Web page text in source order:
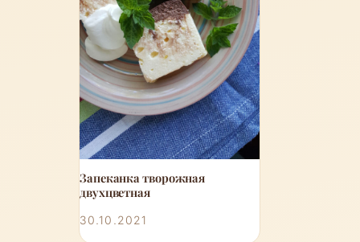
Запеканка творожная
двухцветная
30.10.2021